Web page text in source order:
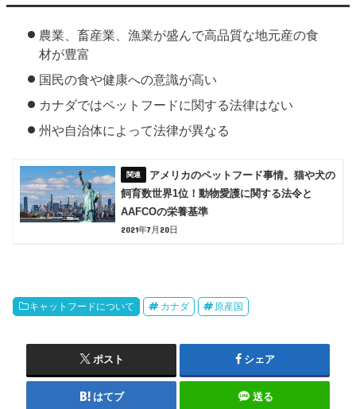
農業、畜産業、漁業が盛んで高品質な地元産の食
材が豊富
国民の食や健康への意識が高い
カナダではペットフードに関する法律はない
州や自治体によって法律が異なる
アメリカのペットフード事情。猫や犬の
飼育数世界1位！動物愛護に関する法令と
AAFCOの栄養基準
2021年7月20日
キャットフードについて カナダ 原産国
ポスト シェア
はてブ 送る